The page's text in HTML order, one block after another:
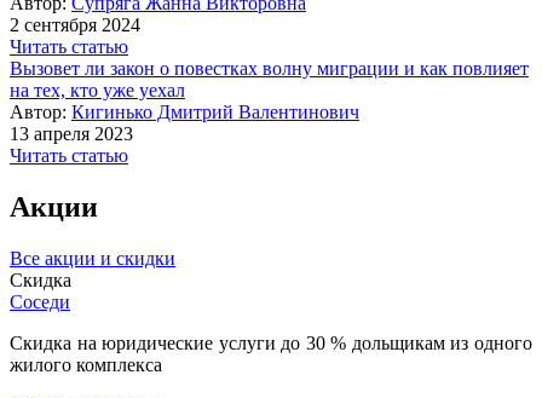
2 сентября 2024
Читать статью
Вызовет ли закон о повестках волну миграции и как повлияет
на тех, кто уже уехал
Автор: Кигинько Дмитрий Валентинович
13 апреля 2023
Читать статью
Акции
Все акции и скидки
Скидка
Соседи
Скидка на юридические услуги до 30 % дольщикам из одного
жилого комплекса